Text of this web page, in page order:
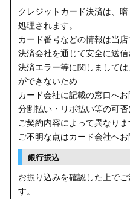
B21A デイズルークス
E13 ノート
E12 ノート
B44A/B45A B47A/B48A ルー
JF3/4 N-BOX カスタム
JH3/4 N-WGN
JH1/2 N-WGN
クレジットカード決済は、
処理されます。
カード番号などの情報は当
決済会社を通じて安全に送信
決済エラー等に関しまして
ができないため
カード会社に記載の窓口へお
分割払い・リボ払い等の可
ご契約内容によって異なりま
ご不明な点はカード会社へお
銀行振込
お振り込みを確認した上で
す。